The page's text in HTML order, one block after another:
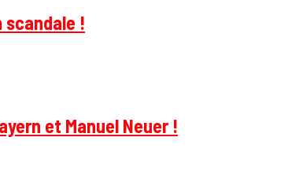
scandale !
et Manuel Neuer !